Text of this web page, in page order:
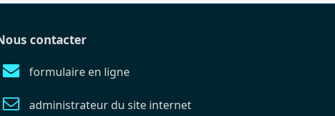
contacter
formulaire en ligne
administrateur du site internet